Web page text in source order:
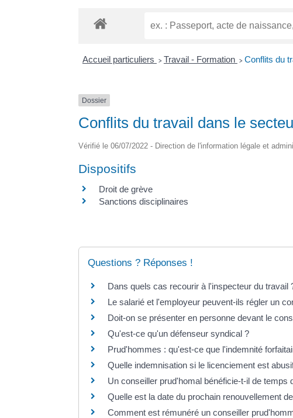
Accueil particuliers > Travail - Formation > Conflits du
Dossier
Conflits du travail dans le
Vérifié le 06/07/2022 - Direction de l'information légale et
Dispositifs
Droit de grève
Sanctions disciplinaires
Questions ? Réponses !
Dans quels cas recourir à l'inspecteur du travail
Le salarié et l'employeur peuvent-ils régler un
Doit-on se présenter en personne devant le
Qu'est-ce qu'un défenseur syndical ?
Prud'hommes : qu'est-ce que l'indemnité
Quelle indemnisation si le licenciement est
Un conseiller prud'homal bénéficie-t-il de temps
Quelle est la date du prochain renouvellement
Comment est rémunéré un conseiller